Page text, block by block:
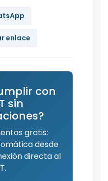
enlace
con
sin
gratis:
desde
directa al